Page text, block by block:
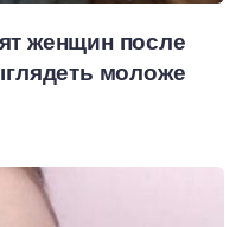
женщин после
моложе